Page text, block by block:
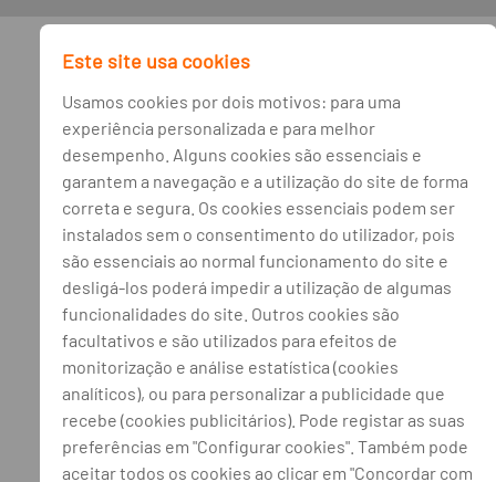
Este site usa cookies
Usamos cookies por dois motivos: para uma
experiência personalizada e para melhor
desempenho. Alguns cookies são essenciais e
garantem a navegação e a utilização do site de forma
correta e segura. Os cookies essenciais podem ser
instalados sem o consentimento do utilizador, pois
são essenciais ao normal funcionamento do site e
desligá-los poderá impedir a utilização de algumas
funcionalidades do site. Outros cookies são
facultativos e são utilizados para efeitos de
monitorização e análise estatística (cookies
analíticos), ou para personalizar a publicidade que
recebe (cookies publicitários). Pode registar as suas
preferências em "Configurar cookies". Também pode
aceitar todos os cookies ao clicar em "Concordar com